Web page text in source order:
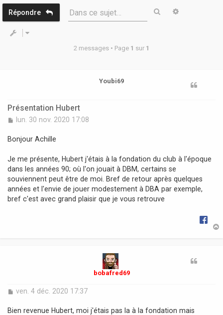
Répondre Dans ce sujet… Rechercher
2 messages • Page 1 sur 1
Youbi69
Présentation Hubert
M
s
g
e
lun. 30 nov. 2020 17:08
Bonjour Achille
Je me présente, Hubert j'étais à la fondation du club à l'époque
dans les années 90; où l'on jouait à DBM, certains se
souviennent peut être de moi. Bref de retour après quelques
années et l'envie de jouer modestement à DBA par exemple,
bref c'est avec grand plaisir que je vous retrouve
bobafred69
M
s
ven. 4 déc. 2020 17:37
Bien revenue Hubert, moi j'étais pas la à la fondation mais